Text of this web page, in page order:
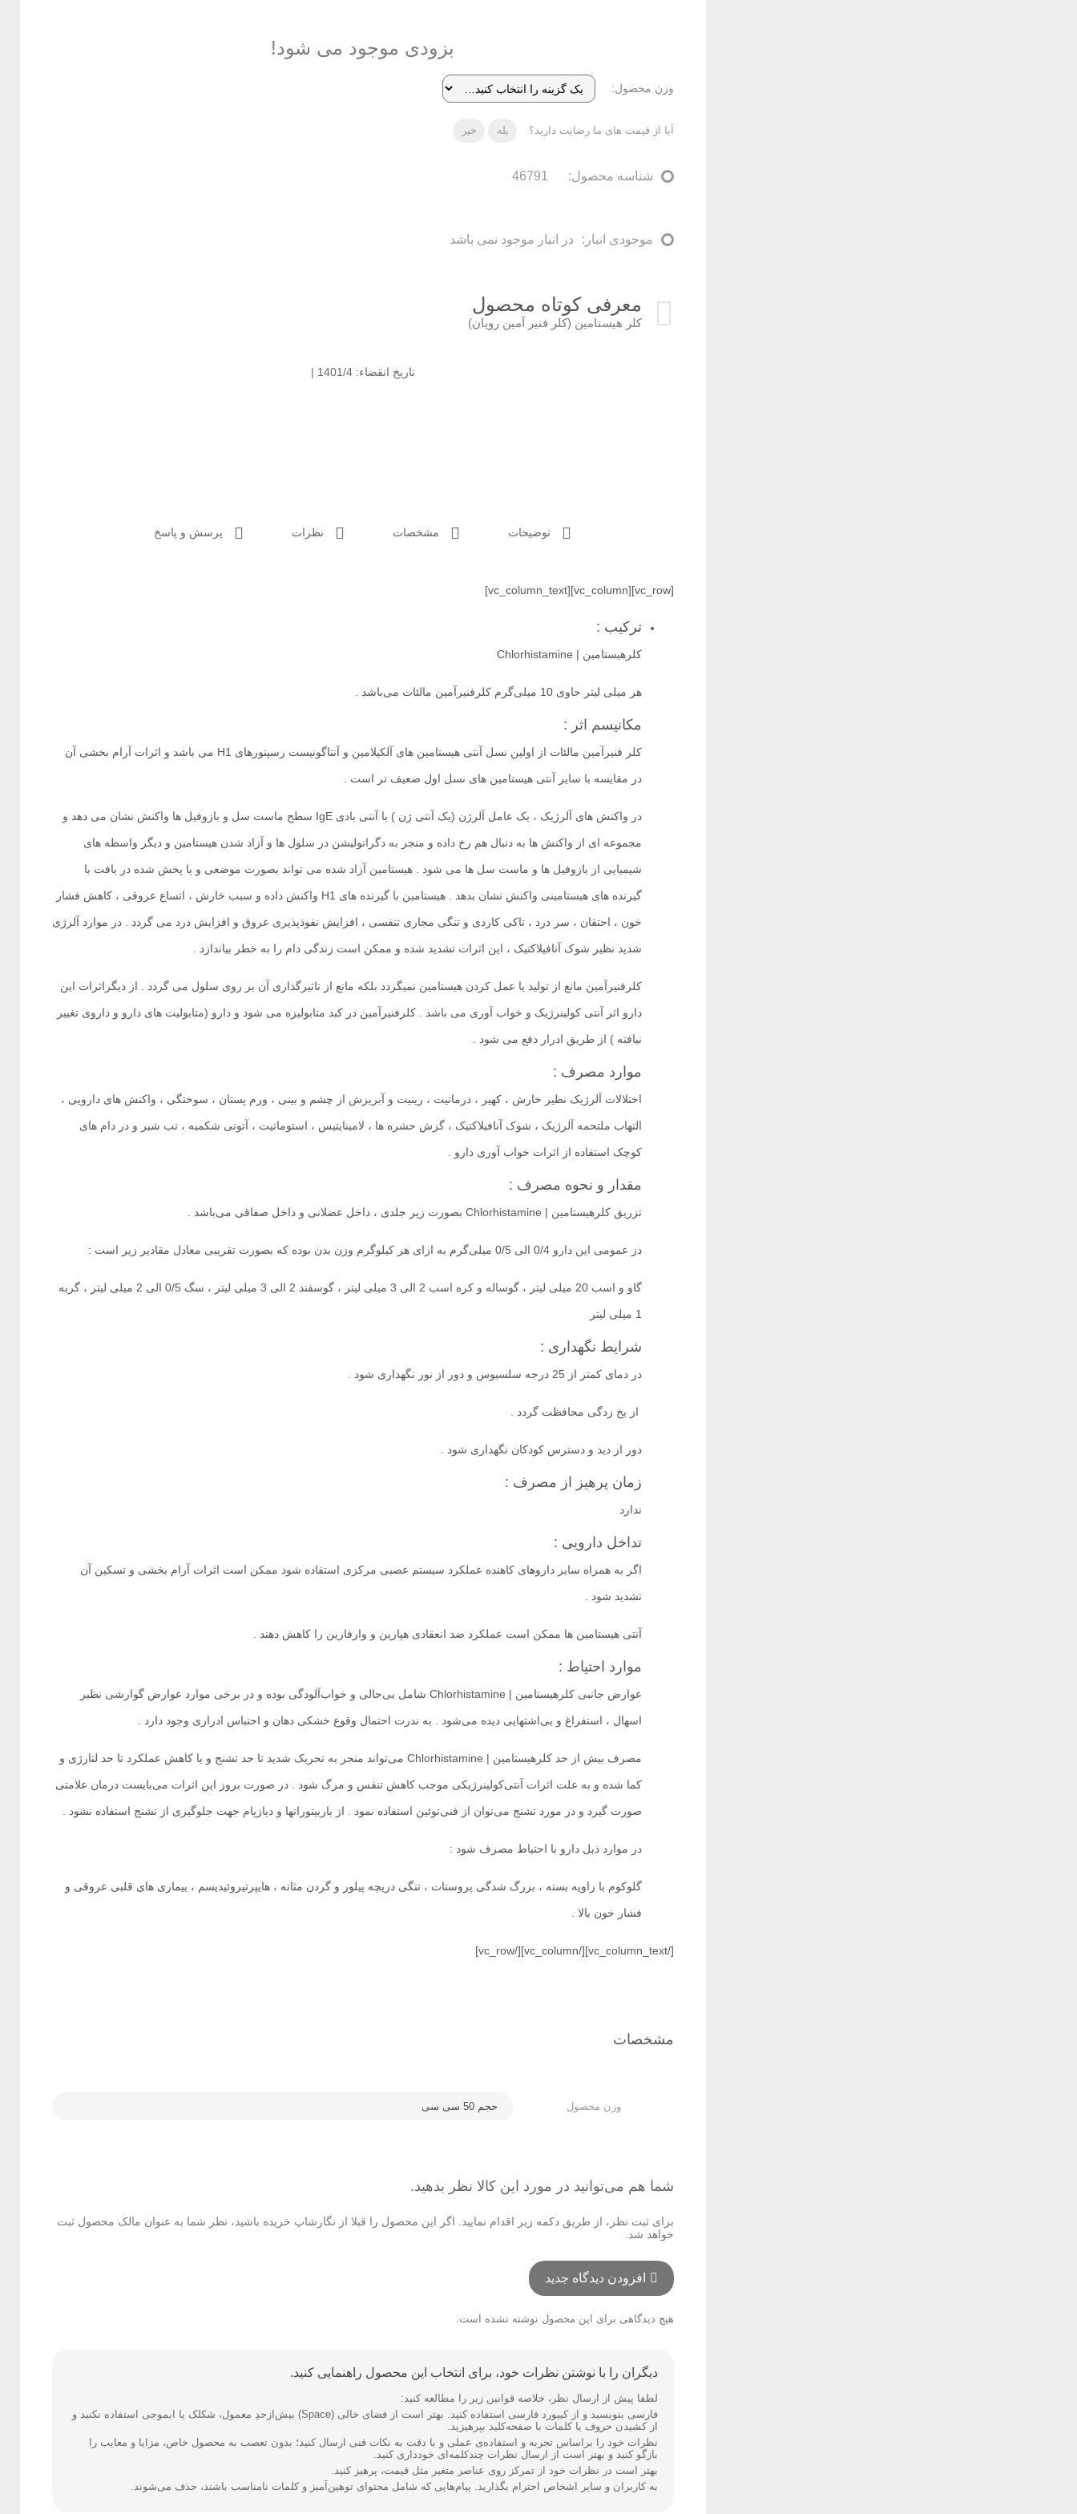
بزودی موجود می شود!
وزن محصول
آیا از قیمت های ما رضایت دارید؟ بله خیر
شناسه محصول: 46791
موجودی انبار: در انبار موجود نمی باشد
معرفی کوتاه محصول
کلر هیستامین (کلر فنیر آمین رویان)
تاریخ انقضاء: 1401/4 |
توضیحات مشخصات نظرات پرسش و پاسخ
[vc_row][vc_column][vc_column_text]
ترکیب :
کلرهیستامین | Chlorhistamine
هر میلی لیتر حاوی 10 میلی‌گرم کلرفنیرآمین مالئات می‌باشد .‌‌
مکانیسم اثر :
کلر فنیرآمین مالئات از اولین نسل آنتی هیستامین های آلکیلا‌مین و آنتاگونیست رسپتورهای H1 می باشد و اثرات آرام بخشی آن
در مقایسه با سایر آنتی هیستامین های نسل اول ضعیف تر است .‌
در واکنش های آلرژیک ، یک عامل آلرژن (یک آنتی ژن ) با آنتی بادی ‌IgE‌ سطح ماست سل و بازوفیل ها واکنش نشان می دهد و
مجموعه ای از واکنش ها به دنبال هم رخ داده و منجر به دگرانولیشن در سلول ها و آزاد شدن هیستامین و دیگر واسطه های
شیمیایی از بازوفیل ها و ماست سل ها می شود . هیستامین آزاد شده می تواند بصورت موضعی و یا پخش شده در بافت با
گیرنده های هیستامینی واکنش نشان بدهد . هیستامین با گیرنده های H1 واکنش داده و سبب خارش ، اتساع عروقی ، کاهش فشار
خون ، احتقان ، سر درد ، تاکی کاردی و تنگی مجاری تنفسی ، افزایش نفوذپذیری عروق و افزایش درد می گردد . در موارد آلرژی
شدید نظیر شوک آنافیلاکتیک ، این اثرات تشدید شده و ممکن است زندگی دام را به خطر بیاندازد .‌
کلرفنیرآمین مانع از تولید یا عمل کردن هیستامین نمیگردد بلکه مانع از تاثیرگذاری آن بر روی سلول می گردد . از دیگراثرات این
دارو اثر آنتی کولینرژیک و خواب آوری می باشد . کلرفنیرآمین در کبد متابولیزه می شود و دارو (متابولیت های دارو و داروی تغییر
نیافته ) از طریق ادرار دفع می شود . ‌
موارد مصرف :
اختلالات آلرژیک نظیر خارش ، کهیر ، درماتیت ، رینیت و آبریزش از چشم و بینی ، ورم پستان ، سوختگی ، واکنش های دارویی ،
التهاب ملتحمه آلرژیک ، شوک آنافیلاکتیک ، گزش حشره ها ، لامینایتیس ، استوماتیت ، آتونی شکمبه ، تب شیر و در دام های
کوچک استفاده از اثرات خواب آوری دارو .‌
مقدار و نحوه مصرف :
تزریق کلرهیستامین | Chlorhistamine بصورت زیر جلدی ، داخل عضلانی و داخل صفاقی می‌باشد .‌
دز عمومی این دارو 0/4 الی 0/5 میلی‌گرم به ازای هر کیلوگرم وزن بدن بوده که بصورت تقریبی معادل مقادیر زیر است :‌
گاو و اسب 20 میلی لیتر ، گوساله و کره اسب 2 الی 3 میلی لیتر ، گوسفند 2 الی 3 میلی لیتر ، سگ 0/5 الی 2 میلی لیتر ، گربه
1 میلی لیتر ‌
شرایط نگهداری :
در دمای کمتر از 25 درجه سلسیوس و دور از نور نگهداری شود .‌
‌ از یخ زدگی محافظت گردد .‌‌‌
دور از دید و دسترس کودکان نگهداری شود .‌‌
زمان پرهیز از مصرف :
ندارد
تداخل دارویی :
اگر به همراه سایر داروهای کاهنده عملکرد سیستم عصبی مرکزی استفاده شود ممکن است اثرات آرام بخشی و تسکین آن
تشدید شود .‌
آنتی هیستامین ها ممکن است عملکرد ضد انعقادی هپارین و وارفارین را کاهش دهند .‌
موارد احتیاط :
عوارض جانبی کلرهیستامین | Chlorhistamine شامل بی‌حالی و خواب‌آلودگی بوده و در برخی موارد عوارض گوارشی نظیر
اسهال ، استفراغ و بی‌اشتهایی دیده می‌شود . به ندرت احتمال وقوع خشکی دهان و احتباس ادراری وجود دارد .‌‌
مصرف بیش از حد کلرهیستامین | Chlorhistamine می‌تواند منجر به تحریک‌ شدید تا حد تشنج و یا کاهش عملکرد تا حد لتارژی و
کما شده و به علت اثرات آنتی‌کولینرژیکی موجب کاهش تنفس و مرگ شود . در صورت بروز این اثرات می‌بایست درمان‌ علامتی
صورت گیرد و در مورد تشنج می‌توان از فنی‌توئین استفاده نمود . از باربیتوراتها و دیازپام جهت جلوگیری از تشنج استفاده نشود .‌‌
در موارد ذیل دارو با احتیاط مصرف شود :‌
گلوکوم با زاویه بسته ، بزرگ شدگی پروستات ، تنگی دریچه پیلور و گردن مثانه ، هایپرتیروئیدیسم ، بیماری های قلبی عروقی و
فشار خون بالا .
[/vc_column_text][/vc_column][/vc_row]
مشخصات
وزن محصول حجم 50 سی سی
شما هم می‌توانید در مورد این کالا نظر بدهید.
برای ثبت نظر، از طریق دکمه زیر اقدام نمایید. اگر این محصول را قبلا از نگارشاپ خریده باشید، نظر شما به عنوان مالک محصول ثبت
خواهد شد.
افزودن دیدگاه جدید
هیچ دیدگاهی برای این محصول نوشته نشده است.
دیگران را با نوشتن نظرات خود، برای انتخاب این محصول راهنمایی کنید.
لطفا پیش از ارسال نظر، خلاصه قوانین زیر را مطالعه کنید:
فارسی بنویسید و از کیبورد فارسی استفاده کنید. بهتر است از فضای خالی (Space) بیش‌از‌حدِ معمول، شکلک یا ایموجی استفاده نکنید و
از کشیدن حروف یا کلمات با صفحه‌کلید بپرهیزید.
نظرات خود را براساس تجربه و استفاده‌ی عملی و با دقت به نکات فنی ارسال کنید؛ بدون تعصب به محصول خاص، مزایا و معایب را
بازگو کنید و بهتر است از ارسال نظرات چندکلمه‌‌ای خودداری کنید.
بهتر است در نظرات خود از تمرکز روی عناصر متغیر مثل قیمت، پرهیز کنید.
به کاربران و سایر اشخاص احترام بگذارید. پیام‌هایی که شامل محتوای توهین‌آمیز و کلمات نامناسب باشند، حذف می‌شوند.